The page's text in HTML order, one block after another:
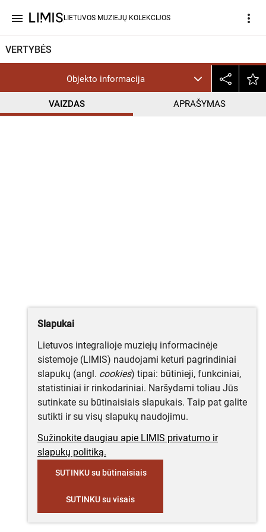
menu LIETUVOS MUZIEJŲ KOLEKCIJOS more_vert
VERTYBĖS
Objekto informacija
VAIZDAS APRAŠYMAS
Slapukai
Lietuvos integralioje muziejų informacinėje
sistemoje (LIMIS) naudojami keturi pagrindiniai
slapukų (angl. cookies) tipai: būtinieji, funkciniai,
statistiniai ir rinkodariniai. Naršydami toliau Jūs
sutinkate su būtinaisiais slapukais. Taip pat galite
sutikti ir su visų slapukų naudojimu.
Sužinokite daugiau apie LIMIS privatumo ir
slapukų politiką.
SUTINKU su būtinaisiais
SUTINKU su visais